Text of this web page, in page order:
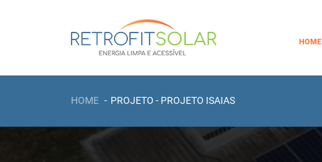
HOME
HOME PROJETO - PROJETO ISAIAS